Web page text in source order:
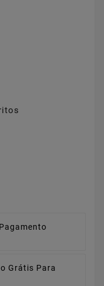
Grátis Para